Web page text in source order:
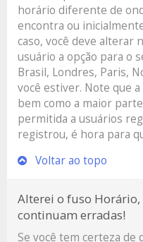
horário diferente de
encontra ou
caso, você deve alterar
usuário a opção para o
Brasil, Londres, Paris,
você estiver. Note que
bem como a maior
permitida a usuários
registrou, é hora para
Voltar ao topo
Alterei o fuso Horário,
continuam erradas!
Se você tem certeza